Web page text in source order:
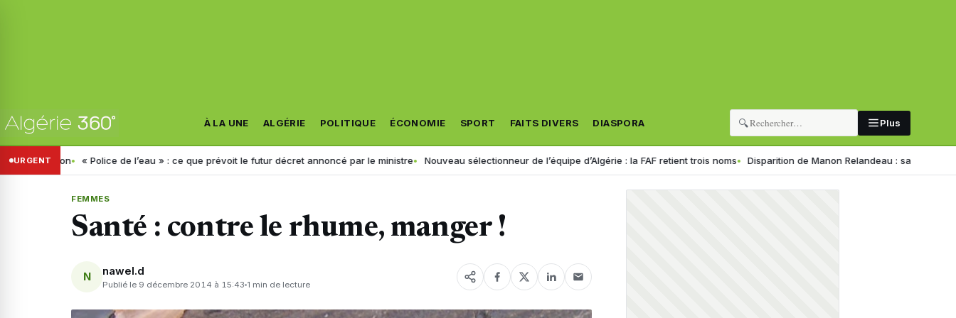
À LA UNE ALGÉRIE POLITIQUE ÉCONOMIE SPORT FAITS DIVERS DIASPORA 🔍 Plus
URGENT« Police de l’eau » : ce que prévoit le futur décret annoncé par le ministre Nouveau sélectionneur de l’équipe d’Algérie : la FAF retient trois noms Disparition de Manon Relandeau : sa mère appelle
FEMMES
Santé : contre le rhume, manger !
N nawel.d
Publié le 9 décembre 2014 à 15:43 1 min de lecture